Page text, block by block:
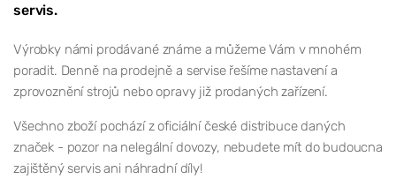
servis.
Výrobky námi prodávané známe a můžeme Vám v mnohém
poradit. Denně na prodejně a servise řešíme nastavení a
zprovoznění strojů nebo opravy již prodaných zařízení.
Všechno zboží pochází z oficiální české distribuce daných
značek - pozor na nelegální dovozy, nebudete mít do budoucna
zajištěný servis ani náhradní díly!